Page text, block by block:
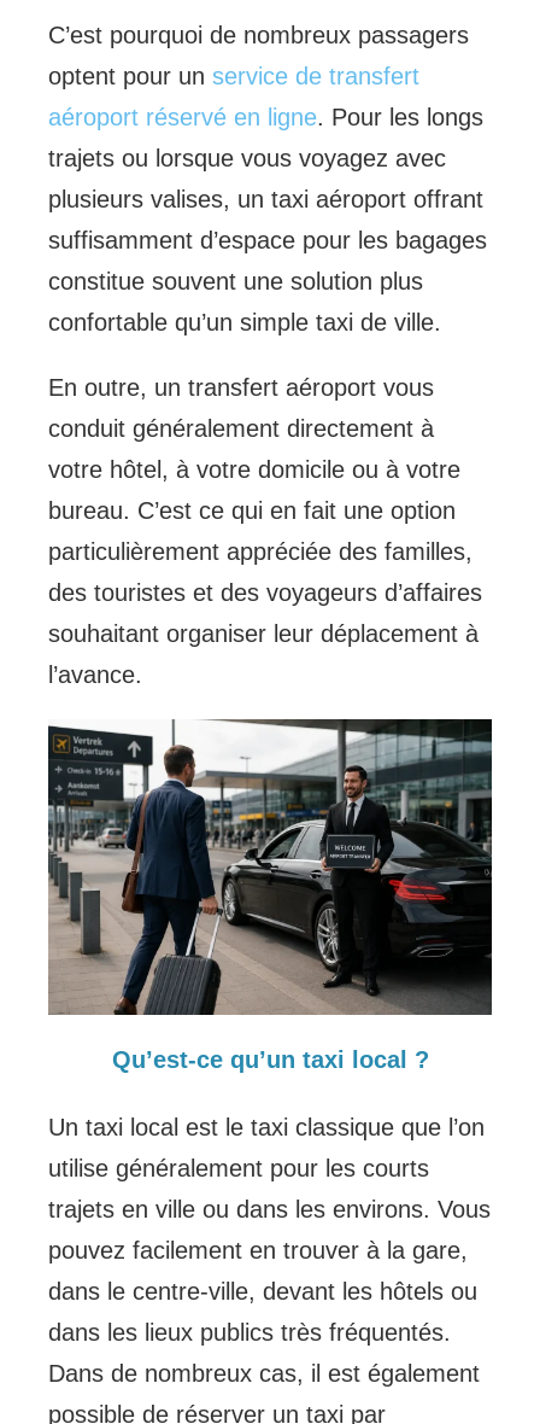
C’est pourquoi de nombreux passagers
optent pour un service de transfert
aéroport réservé en ligne. Pour les longs
trajets ou lorsque vous voyagez avec
plusieurs valises, un taxi aéroport offrant
suffisamment d’espace pour les bagages
constitue souvent une solution plus
confortable qu’un simple taxi de ville.
En outre, un transfert aéroport vous
conduit généralement directement à
votre hôtel, à votre domicile ou à votre
bureau. C’est ce qui en fait une option
particulièrement appréciée des familles,
des touristes et des voyageurs d’affaires
souhaitant organiser leur déplacement à
l’avance.
Qu’est-ce qu’un taxi local ?
Un taxi local est le taxi classique que l’on
utilise généralement pour les courts
trajets en ville ou dans les environs. Vous
pouvez facilement en trouver à la gare,
dans le centre-ville, devant les hôtels ou
dans les lieux publics très fréquentés.
Dans de nombreux cas, il est également
possible de réserver un taxi par